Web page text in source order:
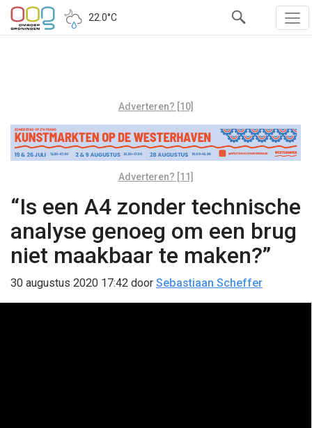
22.0°C
Adverteren? [10]
Adverteren? [11]
“Is een A4 zonder technische
analyse genoeg om een brug
niet maakbaar te maken?”
30 augustus 2020 17:42 door Sebastiaan Scheffer